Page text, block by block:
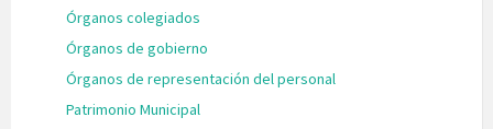
Órganos colegiados
Órganos de gobierno
Órganos de representación del personal
Patrimonio Municipal